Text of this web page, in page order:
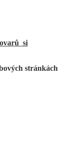
si
stránkách